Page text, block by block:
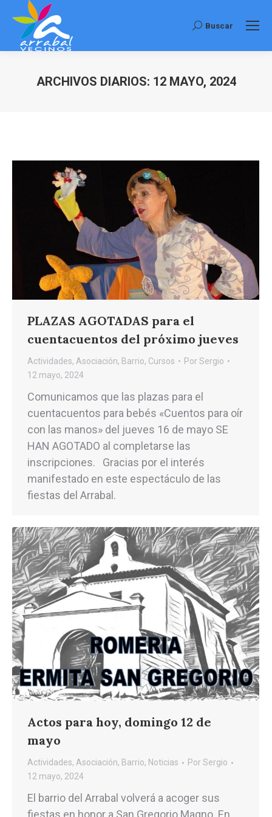
Buscar:
Buscar
ARCHIVOS DIARIOS: 12 MAYO, 2024
PLAZAS AGOTADAS para el
cuentacuentos del próximo jueves
Actividades, Asociación, Barrio, Cursos PorSergio
12 mayo, 2024
Comunicamos que las plazas para el
cuentacuentos para bebés «Cuentos para oír
con las manos» del jueves 16 de mayo SE
HAN AGOTADO al completarse las
inscripciones. Gracias por el interés
manifestado en este espectáculo de las
fiestas del Arrabal.
Actos para hoy, domingo 12 de
mayo
Actividades, Asociación, Barrio, Noticias PorSergio
12 mayo, 2024
El barrio del Arrabal volverá a acoger sus
fiestas en honor a San Gregorio Magno. En